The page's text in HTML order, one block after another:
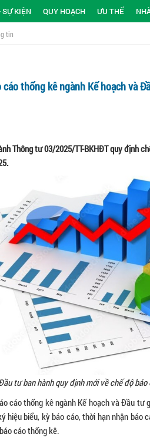
SỰ KIỆN QUY HOẠCH ƯU THẾ
tin
thống kê ngành Kế hoạch và
Thông tư 03/2025/TT-BKHĐT quy định
tư ban hành quy định mới về chế độ
cáo thống kê ngành Kế hoạch và Đầu
hiệu biểu, kỳ báo cáo, thời hạn nhận
cáo thống kê.